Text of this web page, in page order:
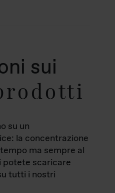
sui
su un
la concentrazione
ma sempre al
scaricare
tutti i nostri